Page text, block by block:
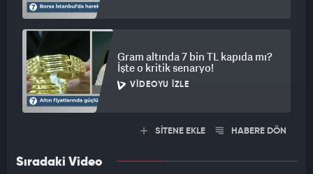
Gram altında 7 bin TL kapıda mı?
İşte o kritik senaryo!
VIDEOYU İZLE
SİTENE EKLE HABERE DÖN
Sıradaki Video